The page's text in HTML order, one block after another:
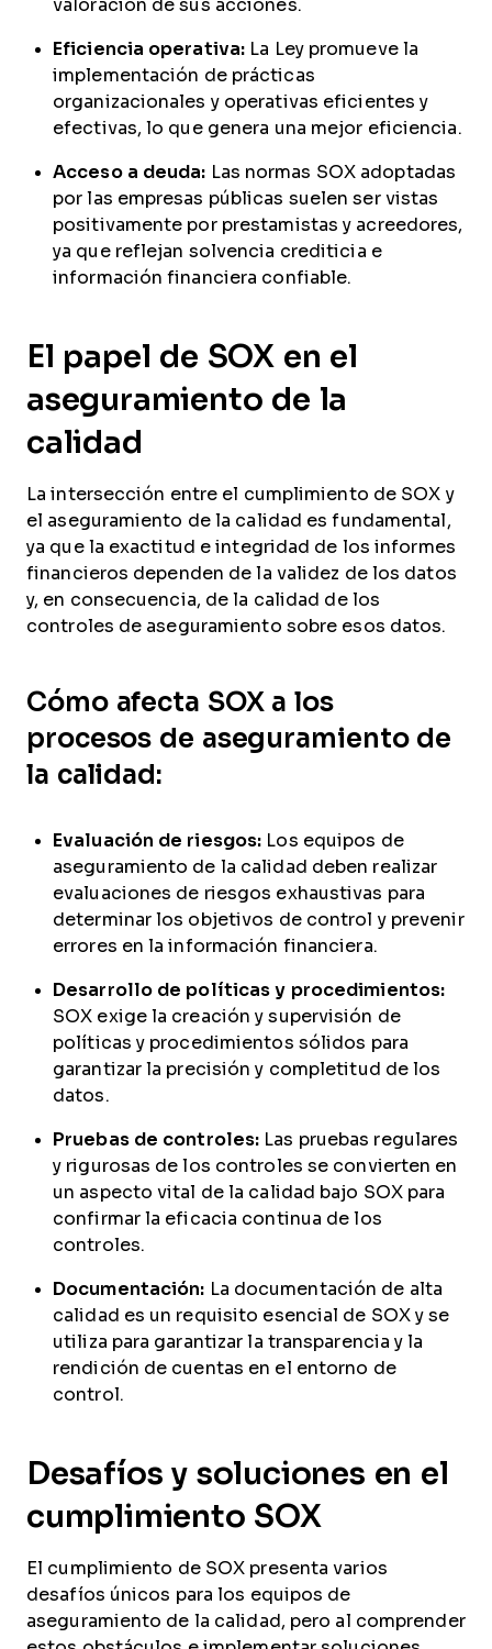
valoración de sus acciones.
Eficiencia operativa: La Ley promueve la
implementación de prácticas
organizacionales y operativas eficientes y
efectivas, lo que genera una mejor eficiencia.
Acceso a deuda: Las normas SOX adoptadas
por las empresas públicas suelen ser vistas
positivamente por prestamistas y acreedores,
ya que reflejan solvencia crediticia e
información financiera confiable.
El papel de SOX en el
aseguramiento de la
calidad
La intersección entre el cumplimiento de SOX y
el aseguramiento de la calidad es fundamental,
ya que la exactitud e integridad de los informes
financieros dependen de la validez de los datos
y, en consecuencia, de la calidad de los
controles de aseguramiento sobre esos datos.
Cómo afecta SOX a los
procesos de aseguramiento de
la calidad:
Evaluación de riesgos: Los equipos de
aseguramiento de la calidad deben realizar
evaluaciones de riesgos exhaustivas para
determinar los objetivos de control y prevenir
errores en la información financiera.
Desarrollo de políticas y procedimientos:
SOX exige la creación y supervisión de
políticas y procedimientos sólidos para
garantizar la precisión y completitud de los
datos.
Pruebas de controles: Las pruebas regulares
y rigurosas de los controles se convierten en
un aspecto vital de la calidad bajo SOX para
confirmar la eficacia continua de los
controles.
Documentación: La documentación de alta
calidad es un requisito esencial de SOX y se
utiliza para garantizar la transparencia y la
rendición de cuentas en el entorno de
control.
Desafíos y soluciones en el
cumplimiento SOX
El cumplimiento de SOX presenta varios
desafíos únicos para los equipos de
aseguramiento de la calidad, pero al comprender